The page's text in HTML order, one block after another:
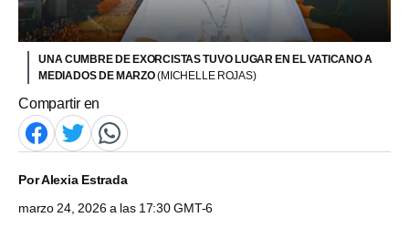
UNA CUMBRE DE EXORCISTAS TUVO LUGAR EN EL VATICANO A
MEDIADOS DE MARZO(MICHELLE ROJAS)
Compartir en
PorAlexia Estrada
marzo 24, 2026 a las 17:30 GMT-6